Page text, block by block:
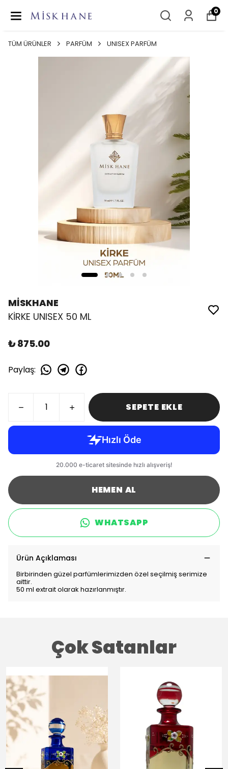
0
TÜM ÜRÜNLER PARFÜM UNISEX PARFÜM
MİSKHANE
KİRKE UNISEX 50 ML
₺ 875.00
Paylaş:
SEPETE EKLE
HEMEN AL
WHATSAPP
Ürün Açıklaması
Birbirinden güzel parfümlerimizden özel seçilmiş serimize
aittir.
50 ml extrait olarak hazırlanmıştır.
Çok Satanlar